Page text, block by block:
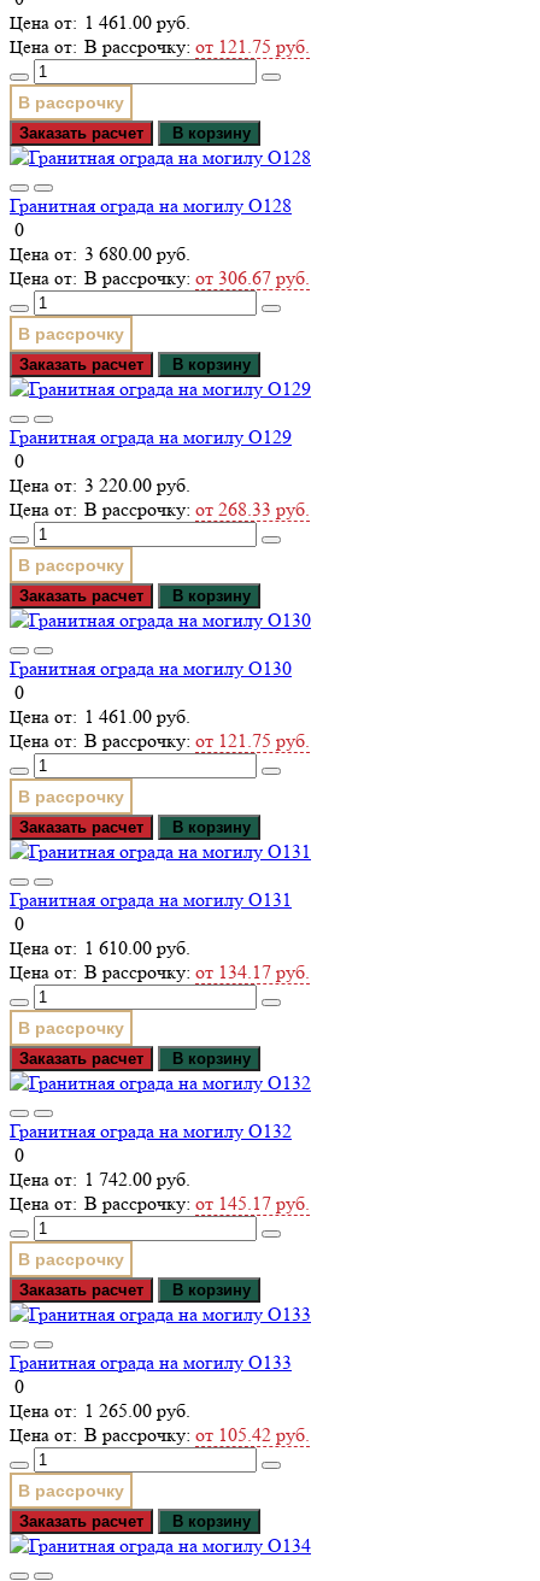
1 461.00 руб.
В рассрочку: от 121.75 руб.
В рассрочку
Заказать расчет В корзину
Гранитная ограда на могилу О128
0
3 680.00 руб.
В рассрочку: от 306.67 руб.
В рассрочку
Заказать расчет В корзину
Гранитная ограда на могилу О129
0
3 220.00 руб.
В рассрочку: от 268.33 руб.
В рассрочку
Заказать расчет В корзину
Гранитная ограда на могилу О130
0
1 461.00 руб.
В рассрочку: от 121.75 руб.
В рассрочку
Заказать расчет В корзину
Гранитная ограда на могилу О131
0
1 610.00 руб.
В рассрочку: от 134.17 руб.
В рассрочку
Заказать расчет В корзину
Гранитная ограда на могилу О132
0
1 742.00 руб.
В рассрочку: от 145.17 руб.
В рассрочку
Заказать расчет В корзину
Гранитная ограда на могилу О133
0
1 265.00 руб.
В рассрочку: от 105.42 руб.
В рассрочку
Заказать расчет В корзину